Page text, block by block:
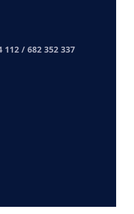
112 / 682 352 337